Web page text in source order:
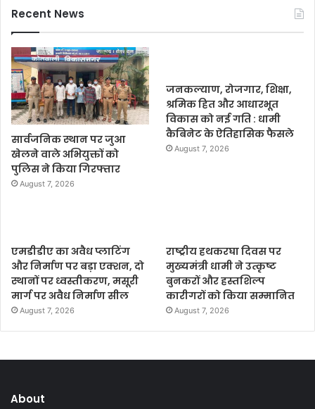
Recent News
सार्वजनिक स्थान पर जुआ
खेलने वाले अभियुक्तों को
पुलिस ने किया गिरफ्तार
August 7, 2026
जनकल्याण, रोजगार, शिक्षा,
श्रमिक हित और आधारभूत
विकास को नई गति : धामी
कैबिनेट के ऐतिहासिक फैसले
August 7, 2026
एमडीडीए का अवैध प्लाटिंग
और निर्माण पर बड़ा एक्शन, दो
स्थानों पर ध्वस्तीकरण, मसूरी
मार्ग पर अवैध निर्माण सील
August 7, 2026
राष्ट्रीय हथकरघा दिवस पर
मुख्यमंत्री धामी ने उत्कृष्ट
बुनकरों और हस्तशिल्प
कारीगरों को किया सम्मानित
August 7, 2026
About